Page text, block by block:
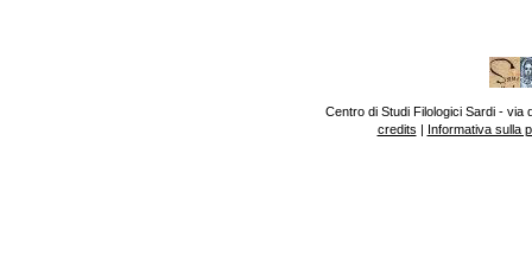
Centro di Studi Filologici Sardi - via
credits | Informativa sulla